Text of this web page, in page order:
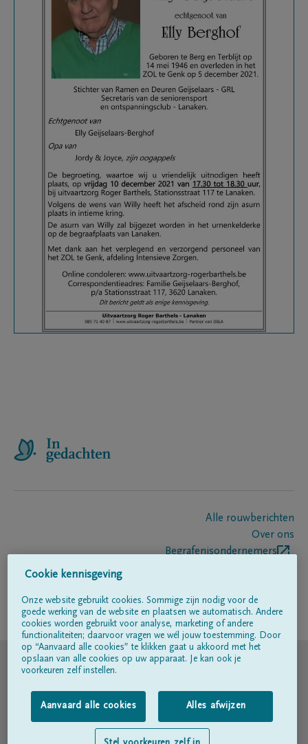
Alle rouwberichten
Over ons
Begrafenisondernemers
Volg ons op
© DELA
Gebruiksvoorwaarden
Privacyverklaring
Cookie kennisgeving
Onze website gebruikt cookies. Sommige zijn nodig voor de
goede werking van de website en plaatsen we automatisch. Andere
cookies worden gebruikt voor analyse, marketing of andere
functionaliteiten; daarvoor vragen we wél jouw toestemming. Door
op “Aanvaard alle cookies” te klikken gaat u akkoord met het
opslaan van alle cookies op uw apparaat. Je kan ook je
voorkeuren zelf instellen.
Aanvaard alle cookies Alles afwijzen